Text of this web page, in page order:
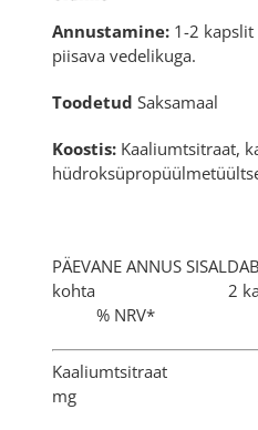
Annustamine:1-2 kapslit
piisava vedelikuga.
Toodetud Saksamaal
Koostis: Kaaliumtsitraat,
PÄEVANE ANNUS
kohta 2
% NRV*
mg 2240